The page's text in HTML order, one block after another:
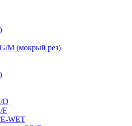
M (мокрый рез)
D
F
WET